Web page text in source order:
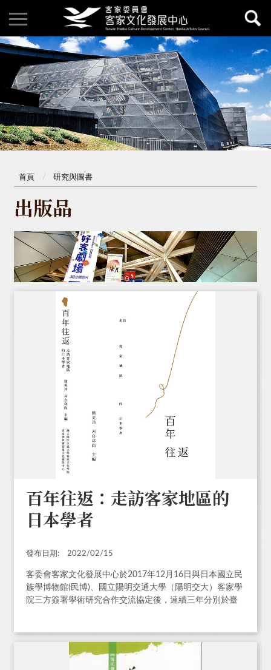
首頁 研究與圖書
出版品
百年往返：走訪客家地區的
日本學者
發布日期: 2022/02/15
客委會客家文化發展中心於2017年12月16日與日本國立民
族學博物館(民博)、國立陽明交通大學（陽明交大）客家學
院三方簽署學術研究合作交流協定後，連續三年分別於臺